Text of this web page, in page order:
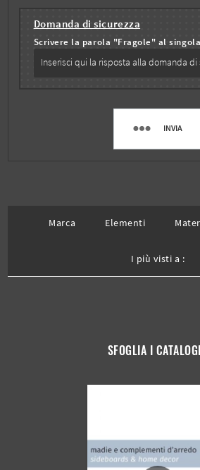
Domanda di sicurezza
Scrivere la parola "Fragole" al
INVIA
Marca Elementi
I più visti a :
SFOGLIA I